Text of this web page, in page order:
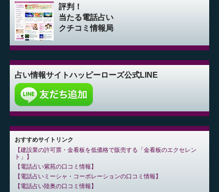
評判！
当たる電話占い
クチコミ情報局
占い情報サイトハッピーローズ公式LINE
おすすめサイトリンク
建設業の許可票・金看板を低価格で販売する「金看板のエクセレン
ト」
電話占い紫苑の口コミ情報
電話占いミーシャ・コーポレーションの口コミ情報
電話占い陸奥の口コミ情報